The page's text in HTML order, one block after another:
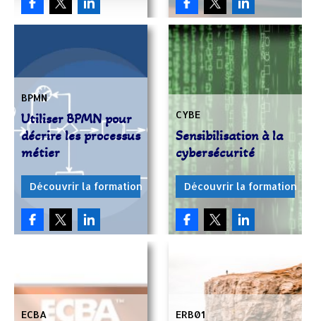
BPMN
Utiliser BPMN pour
décrire les processus
métier
Découvrir la formation
CYBE
Sensibilisation à la
cybersécurité
Découvrir la formation
ECBA ERB01